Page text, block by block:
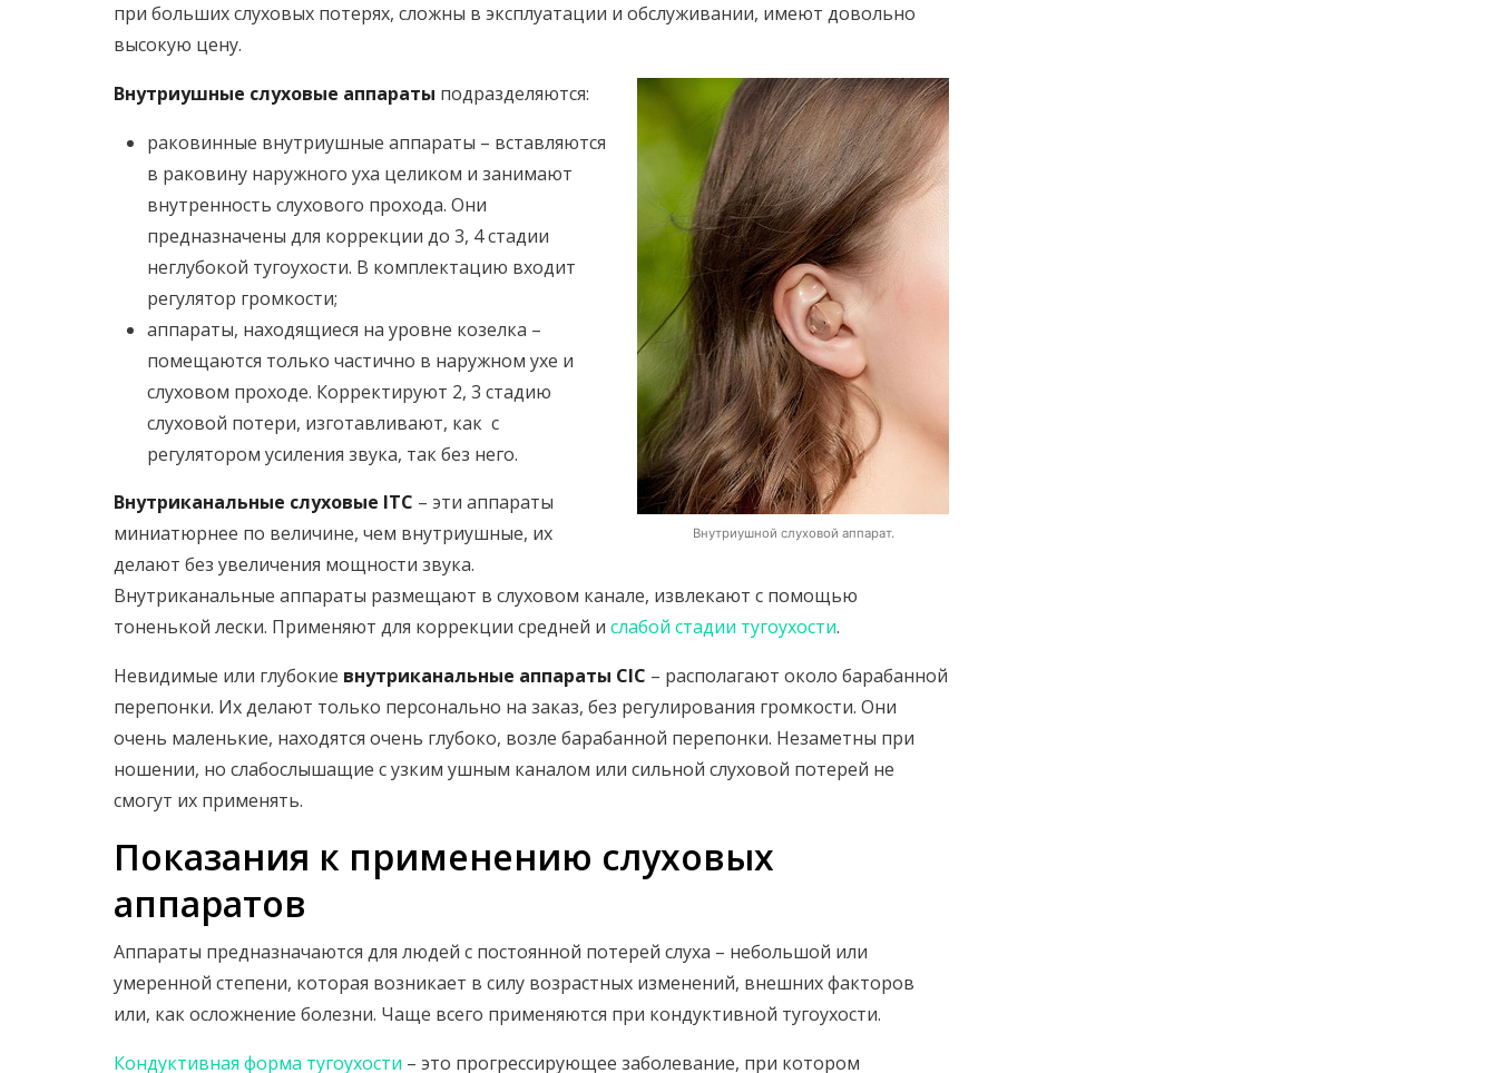
при больших слуховых потерях, сложны в эксплуатации и обслуживании, имеют довольно
высокую цену.
Внутриушной слуховой аппарат.
Внутриушные слуховые аппараты подразделяются:
раковинные внутриушные аппараты – вставляются
в раковину наружного уха целиком и занимают
внутренность слухового прохода. Они
предназначены для коррекции до 3, 4 стадии
неглубокой тугоухости. В комплектацию входит
регулятор громкости;
аппараты, находящиеся на уровне козелка –
помещаются только частично в наружном ухе и
слуховом проходе. Корректируют 2, 3 стадию
слуховой потери, изготавливают, как с
регулятором усиления звука, так без него.
Внутриканальные слуховые ITC – эти аппараты
миниатюрнее по величине, чем внутриушные, их
делают без увеличения мощности звука.
Внутриканальные аппараты размещают в слуховом канале, извлекают с помощью
тоненькой лески. Применяют для коррекции средней и слабой стадии тугоухости.
Невидимые или глубокие внутриканальные аппараты CIC – располагают около барабанной
перепонки. Их делают только персонально на заказ, без регулирования громкости. Они
очень маленькие, находятся очень глубоко, возле барабанной перепонки. Незаметны при
ношении, но слабослышащие с узким ушным каналом или сильной слуховой потерей не
смогут их применять.
Показания к применению слуховых
аппаратов
Аппараты предназначаются для людей с постоянной потерей слуха – небольшой или
умеренной степени, которая возникает в силу возрастных изменений, внешних факторов
или, как осложнение болезни. Чаще всего применяются при кондуктивной тугоухости.
Кондуктивная форма тугоухости – это прогрессирующее заболевание, при котором